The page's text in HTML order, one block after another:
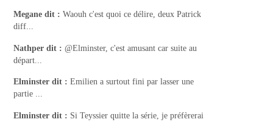
Megane dit : Waouh c'est quoi ce délire, deux Patrick
diff...
Nathper dit : @Elminster, c'est amusant car suite au
départ...
Elminster dit : Emilien a surtout fini par lasser une
partie ...
Elminster dit : Si Teyssier quitte la série, je préfèrerai